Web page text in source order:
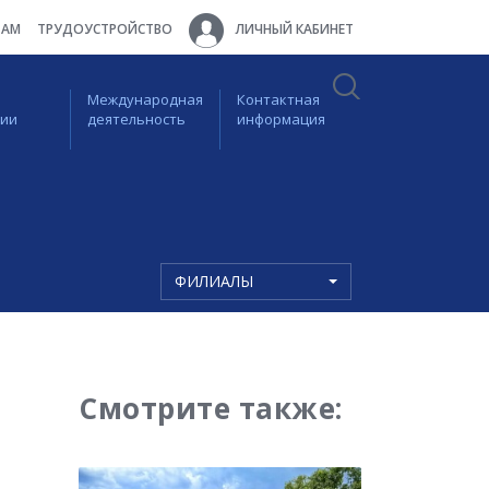
ТРУДОУСТРОЙСТВО ЛИЧНЫЙ КАБИНЕТ
Международная
деятельность
Контактная
информация
ФИЛИАЛЫ
Смотрите также: